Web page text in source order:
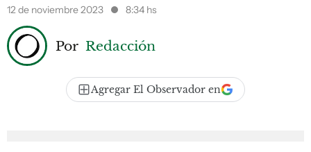
12 de noviembre 2023 8:34 hs
Por Redacción
Agregar El Observador en